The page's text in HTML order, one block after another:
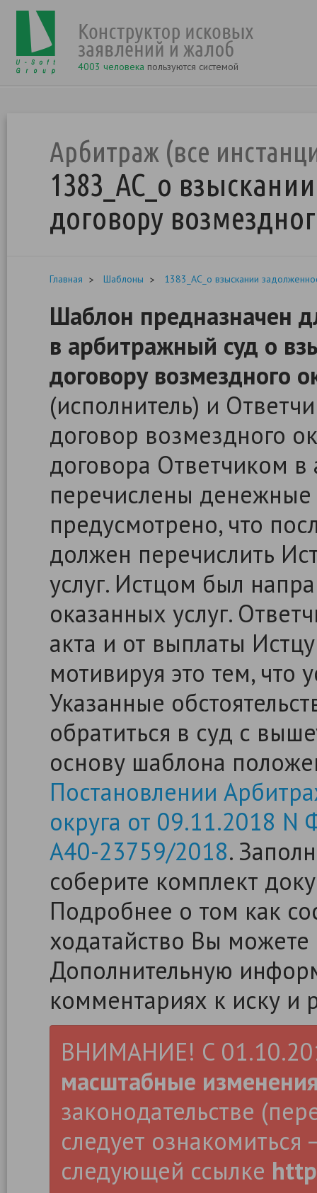
4003 человека пользуются системой
Арбитраж (все
1383_АС_о
договору
Главная Шаблоны 1383_АС_о взыскании
Шаблон предназначен
в арбитражный суд о
договору возмездного
(исполнитель) и
договор возмездного
договора Ответчиком
перечислены денежные
предусмотрено, что
должен перечислить
услуг. Истцом был
оказанных услуг.
акта и от выплаты
мотивируя это тем, что
Указанные
обратиться в суд с
основу шаблона
Постановлении
округа от 09.11.2018
А40-23759/2018.
соберите комплект
Подробнее о том как
ходатайство Вы
Дополнительную
комментариях к иску и
ВНИМАНИЕ! С
масштабные
законодательстве
следует ознакомиться
следующей ссылке